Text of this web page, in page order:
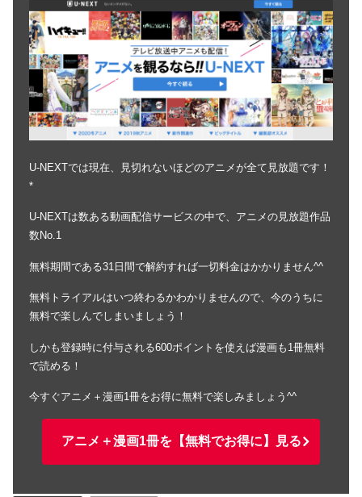
U-NEXTでは現在、見切れないほどのアニメが全て見放題です！
*
U-NEXTは数ある動画配信サービスの中で、アニメの見放題作品
数No.1
無料期間である31日間で解約すれば一切料金はかかりません^^
無料トライアルはいつ終わるかわかりませんので、今のうちに
無料で楽しんでしまいましょう！
しかも登録時に付与される600ポイントを使えば漫画も1冊無料
で読める！
今すぐアニメ＋漫画1冊をお得に無料で楽しみましょう^^
アニメ＋漫画1冊を【無料でお得に】見る